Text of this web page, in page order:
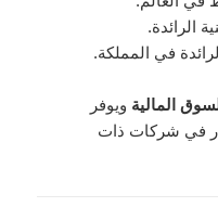
الرائدة.
في المملكة.
المالية ويوفر
في شركات ذات